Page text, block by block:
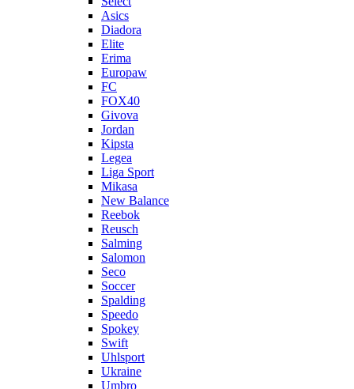
Asics
Diadora
Elite
Erima
Europaw
FC
FOX40
Givova
Jordan
Kipsta
Legea
Liga Sport
Mikasa
New Balance
Reebok
Reusch
Salming
Salomon
Seco
Soccer
Spalding
Speedo
Spokey
Swift
Uhlsport
Ukraine
Umbro